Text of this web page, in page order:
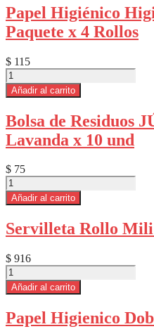
Fin
60m
Paquete
4
Rollos
Funda
12
cantidad
Papel Higiénico
Paquete x 4 Rollos
$ 115
Papel
Higiénico
Higienol
Fin
60m
Paquete
x
4
Rollos
cantidad
Añadir al carrito
Bolsa de Residuos
Lavanda x 10 und
$ 75
Bolsa
de
Residuos
JÚPITER
50
60
cm
Lavanda
x
und
Añadir al carrito
Servilleta Rollo
$ 916
Servilleta
Rollo
Mili
3
Añadir al carrito
Papel Higienico